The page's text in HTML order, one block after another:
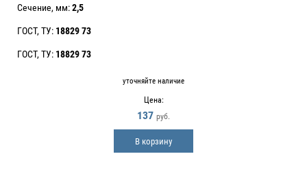
Сечение, мм:2,5
ГОСТ, ТУ: 18829 73
ГОСТ, ТУ: 18829 73
уточняйте наличие
Цена:
137 руб.
В корзину